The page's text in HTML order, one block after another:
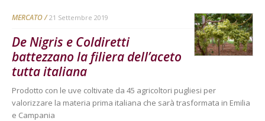
MERCATO 21 Settembre 2019
De Nigris e Coldiretti
battezzano la filiera dell’aceto
tutta italiana
Prodotto con le uve coltivate da 45 agricoltori pugliesi per
valorizzare la materia prima italiana che sarà trasformata in Emilia
e Campania